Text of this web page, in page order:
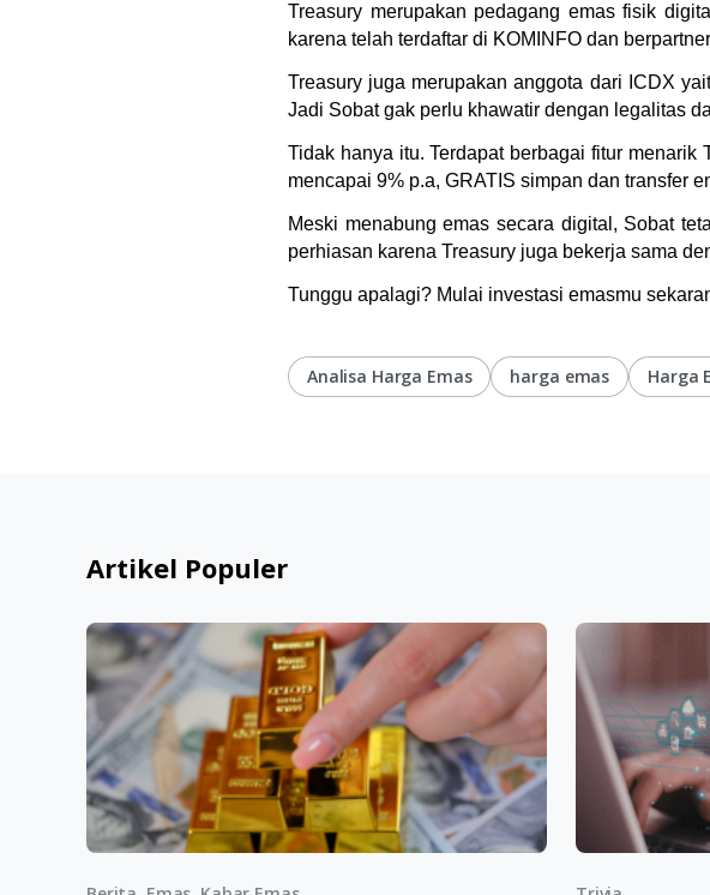
Treasury merupakan pedagang emas fisik
karena telah terdaftar di KOMINFO dan
Treasury juga merupakan anggota dari ICDX
Jadi Sobat gak perlu khawatir dengan legalitas
Tidak hanya itu. Terdapat berbagai fitur
mencapai 9% p.a, GRATIS simpan dan transfer
Meski menabung emas secara digital, Sobat
perhiasan karena Treasury juga bekerja sama
Tunggu apalagi? Mulai investasi emasmu
Analisa Harga Emas harga emas Harga
Artikel Populer